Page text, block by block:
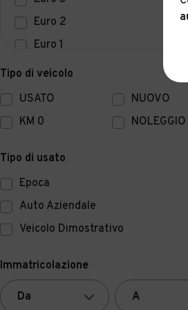
Euro 2
Euro 1
Euro 0
Tipo di veicolo
USATO
NUOVO
KM 0
NOLEGGIO
Tipo di usato
Epoca
Auto Aziendale
Veicolo Dimostrativo
Immatricolazione